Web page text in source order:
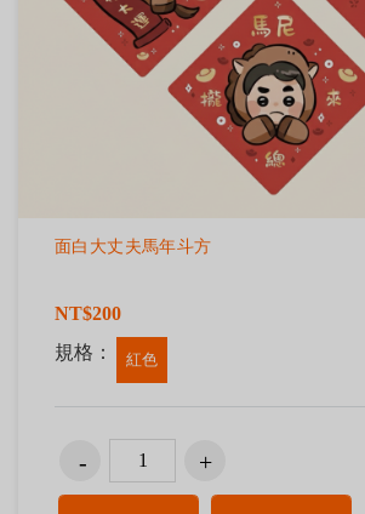
面白大丈夫馬年斗方
NT$200
規格：
紅色